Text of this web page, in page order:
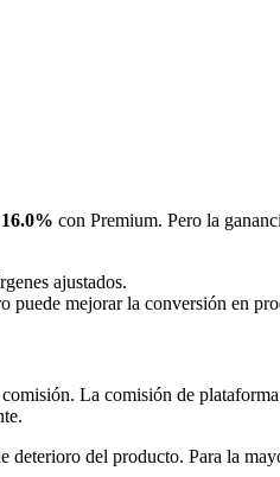
16.0% con Premium. Pero la
ajustados.
puede mejorar la conversión en
La comisión de
del producto. Para la